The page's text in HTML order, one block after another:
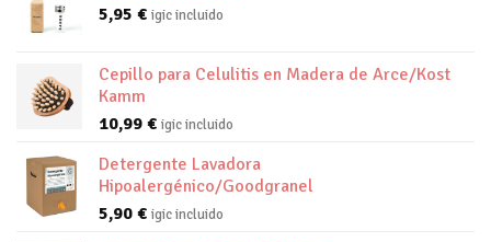
5,95 € igic incluido
Cepillo para Celulitis en Madera de Arce/Kost
Kamm
10,99 € igic incluido
Detergente Lavadora
Hipoalergénico/Goodgranel
5,90 € igic incluido